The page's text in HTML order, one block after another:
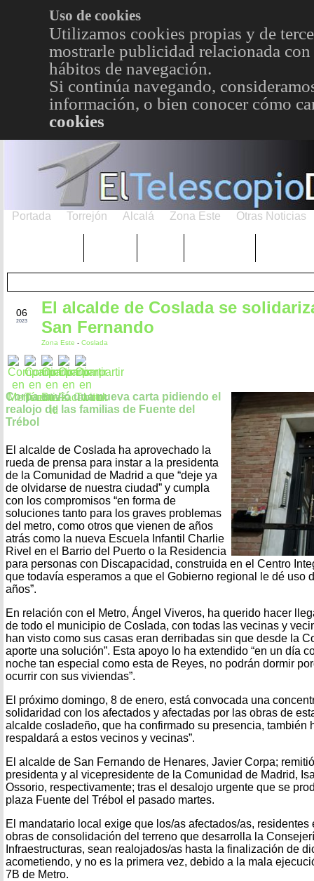
Uso de cookies
Utilizamos cookies propias y de
mostrarle publicidad relacionada
hábitos de navegación.
Si continúa navegando,
información, o bien conocer cómo
cookies
Portada Torrejón Alcalá Zona Este Otras Noticias
06
2023
El alcalde de Coslada se
San Fernando
Zona Este - Coslada
Corpa envió una nueva carta pidiendo el
realojo de las familias de Fuente del
Trébol
El alcalde de Coslada ha aprovechado la
rueda de prensa para instar a la presidenta
de la Comunidad de Madrid a que “deje ya
de olvidarse de nuestra ciudad” y cumpla
con los compromisos “en forma de
soluciones tanto para los graves problemas
del metro, como otros que vienen de años
atrás como la nueva Escuela Infantil Charlie
Rivel en el Barrio del Puerto o la Residencia
para personas con Discapacidad, construida en el Centro
que todavía esperamos a que el Gobierno regional le dé uso
años”.
En relación con el Metro, Ángel Viveros, ha querido hacer
de todo el municipio de Coslada, con todas las vecinas y
han visto como sus casas eran derribadas sin que desde la
aporte una solución”. Esta apoyo lo ha extendido “en un día
noche tan especial como esta de Reyes, no podrán dormir
ocurrir con sus viviendas”.
El próximo domingo, 8 de enero, está convocada una
solidaridad con los afectados y afectadas por las obras de
alcalde cosladeño, que ha confirmado su presencia, también
respaldará a estos vecinos y vecinas”.
El alcalde de San Fernando de Henares, Javier Corpa;
presidenta y al vicepresidente de la Comunidad de Madrid,
Ossorio, respectivamente; tras el desalojo urgente que se
plaza Fuente del Trébol el pasado martes.
El mandatario local exige que los/as afectados/as, residentes
obras de consolidación del terreno que desarrolla la
Infraestructuras, sean realojados/as hasta la finalización de
acometiendo, y no es la primera vez, debido a la mala
7B de Metro.